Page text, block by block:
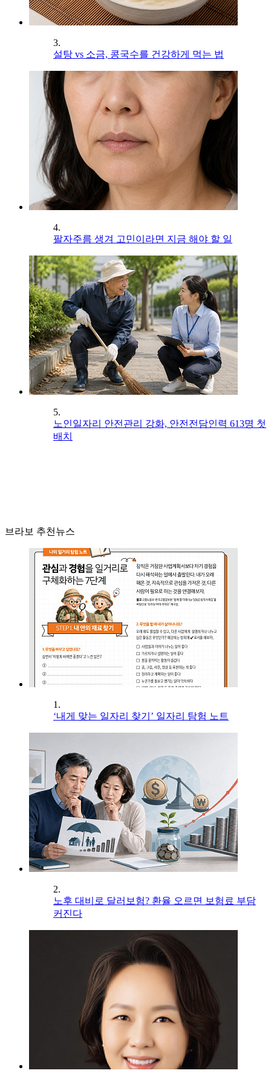
3.
설탕 vs 소금, 콩국수를 건강하게 먹는 법
4.
팔자주름 생겨 고민이라면 지금 해야 할 일
5.
노인일자리 안전관리 강화, 안전전담인력 613명 첫
배치
브라보 추천뉴스
1.
‘내게 맞는 일자리 찾기’ 일자리 탐험 노트
2.
노후 대비로 달러보험? 환율 오르면 보험료 부담
커진다